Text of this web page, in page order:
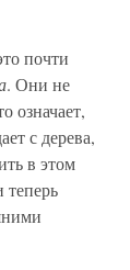
почти
. Они не
означает,
с дерева,
в этом
теперь